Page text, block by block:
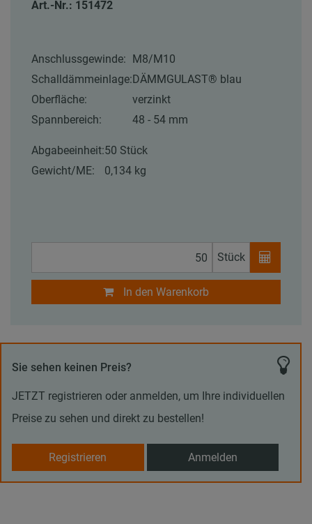
Art.-Nr.: 151472
Anschlussgewinde:
M8/M10
Schalldämmeinlage: DÄMMGULAST® blau
Oberfläche:
verzinkt
Spannbereich:
48 - 54 mm
Abgabeeinheit:50 Stück
Gewicht/ME:
0,134 kg
Stück
In den Warenkorb
Sie sehen keinen Preis?
JETZT registrieren oder anmelden, um Ihre individuellen
Preise zu sehen und direkt zu bestellen!
Registrieren Anmelden